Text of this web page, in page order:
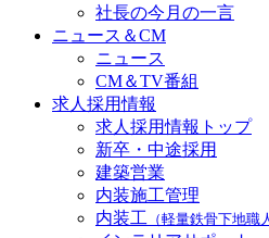
社長の今月の一言
ニュース＆CM
ニュース
CM＆TV番組
求人採用情報
求人採用情報トップ
新卒・中途採用
建築営業
内装施工管理
内装工 （軽量鉄骨下地職